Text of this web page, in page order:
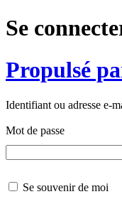
Se
Propulsé
Identifiant ou adresse e-
Mot de passe
Se souvenir de moi